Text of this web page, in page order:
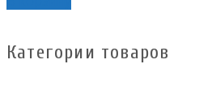
Категории товаров